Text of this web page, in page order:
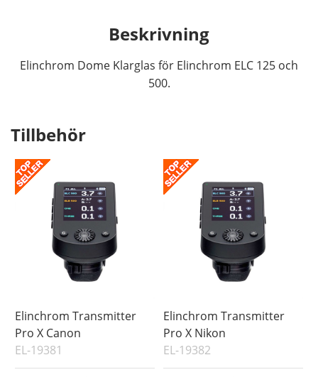
Beskrivning
Elinchrom Dome Klarglas för Elinchrom ELC 125 och
500.
Tillbehör
Elinchrom Transmitter
Pro X Canon
EL-19381
Elinchrom Transmitter
Pro X Nikon
EL-19382